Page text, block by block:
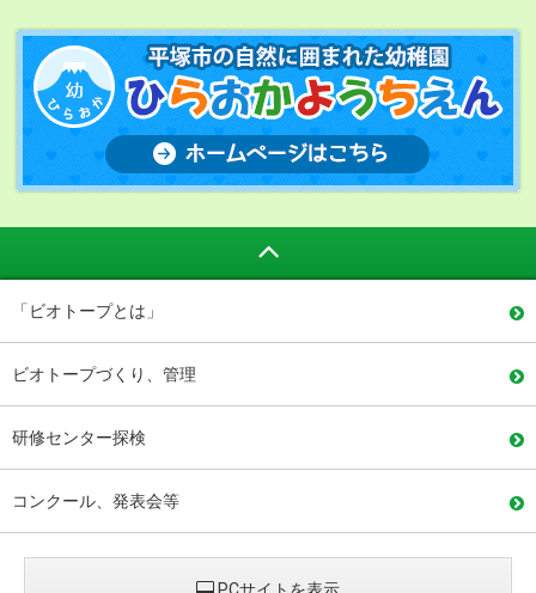
「ビオトープとは」
ビオトープづくり、管理
研修センター探検
コンクール、発表会等
PCサイトを表示